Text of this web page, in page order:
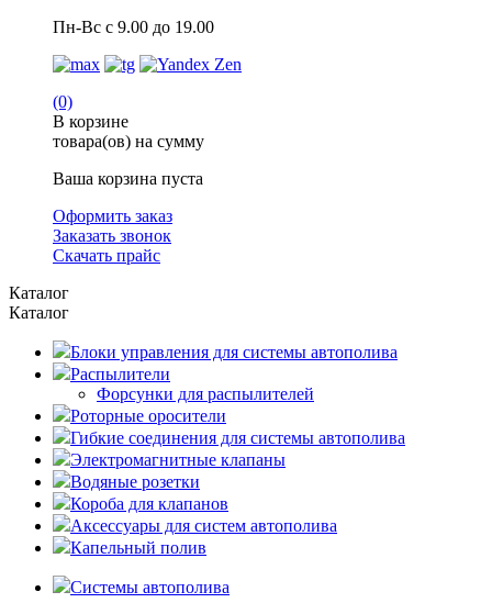
Пн-Вс с 9.00 до 19.00
(0)
В корзине
товара(ов) на сумму
Ваша корзина пуста
Оформить заказ
Заказать звонок
Скачать прайс
Каталог
Каталог
Блоки управления для системы автополива
Распылители
Форсунки для распылителей
Роторные оросители
Гибкие соединения для системы автополива
Электромагнитные клапаны
Водяные розетки
Короба для клапанов
Аксессуары для систем автополива
Капельный полив
Системы автополива